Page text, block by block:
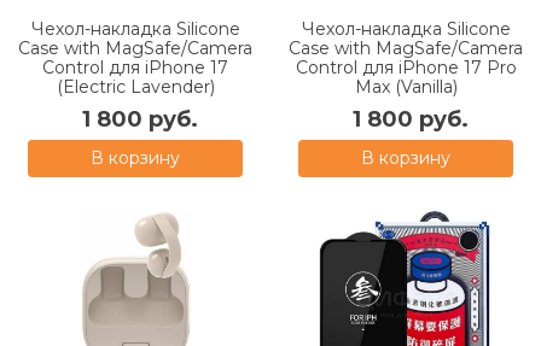
Чехол-накладка Silicone
Case with MagSafe/Camera
Control для iPhone 17
(Electric Lavender)
1 800 руб.
В корзину
Чехол-накладка Silicone
Case with MagSafe/Camera
Control для iPhone 17 Pro
Max (Vanilla)
1 800 руб.
В корзину